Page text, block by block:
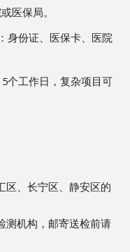
医保局。
身份证、医保卡、医院
个工作日，复杂项目可
区、长宁区、静安区的
测机构，邮寄送检前请